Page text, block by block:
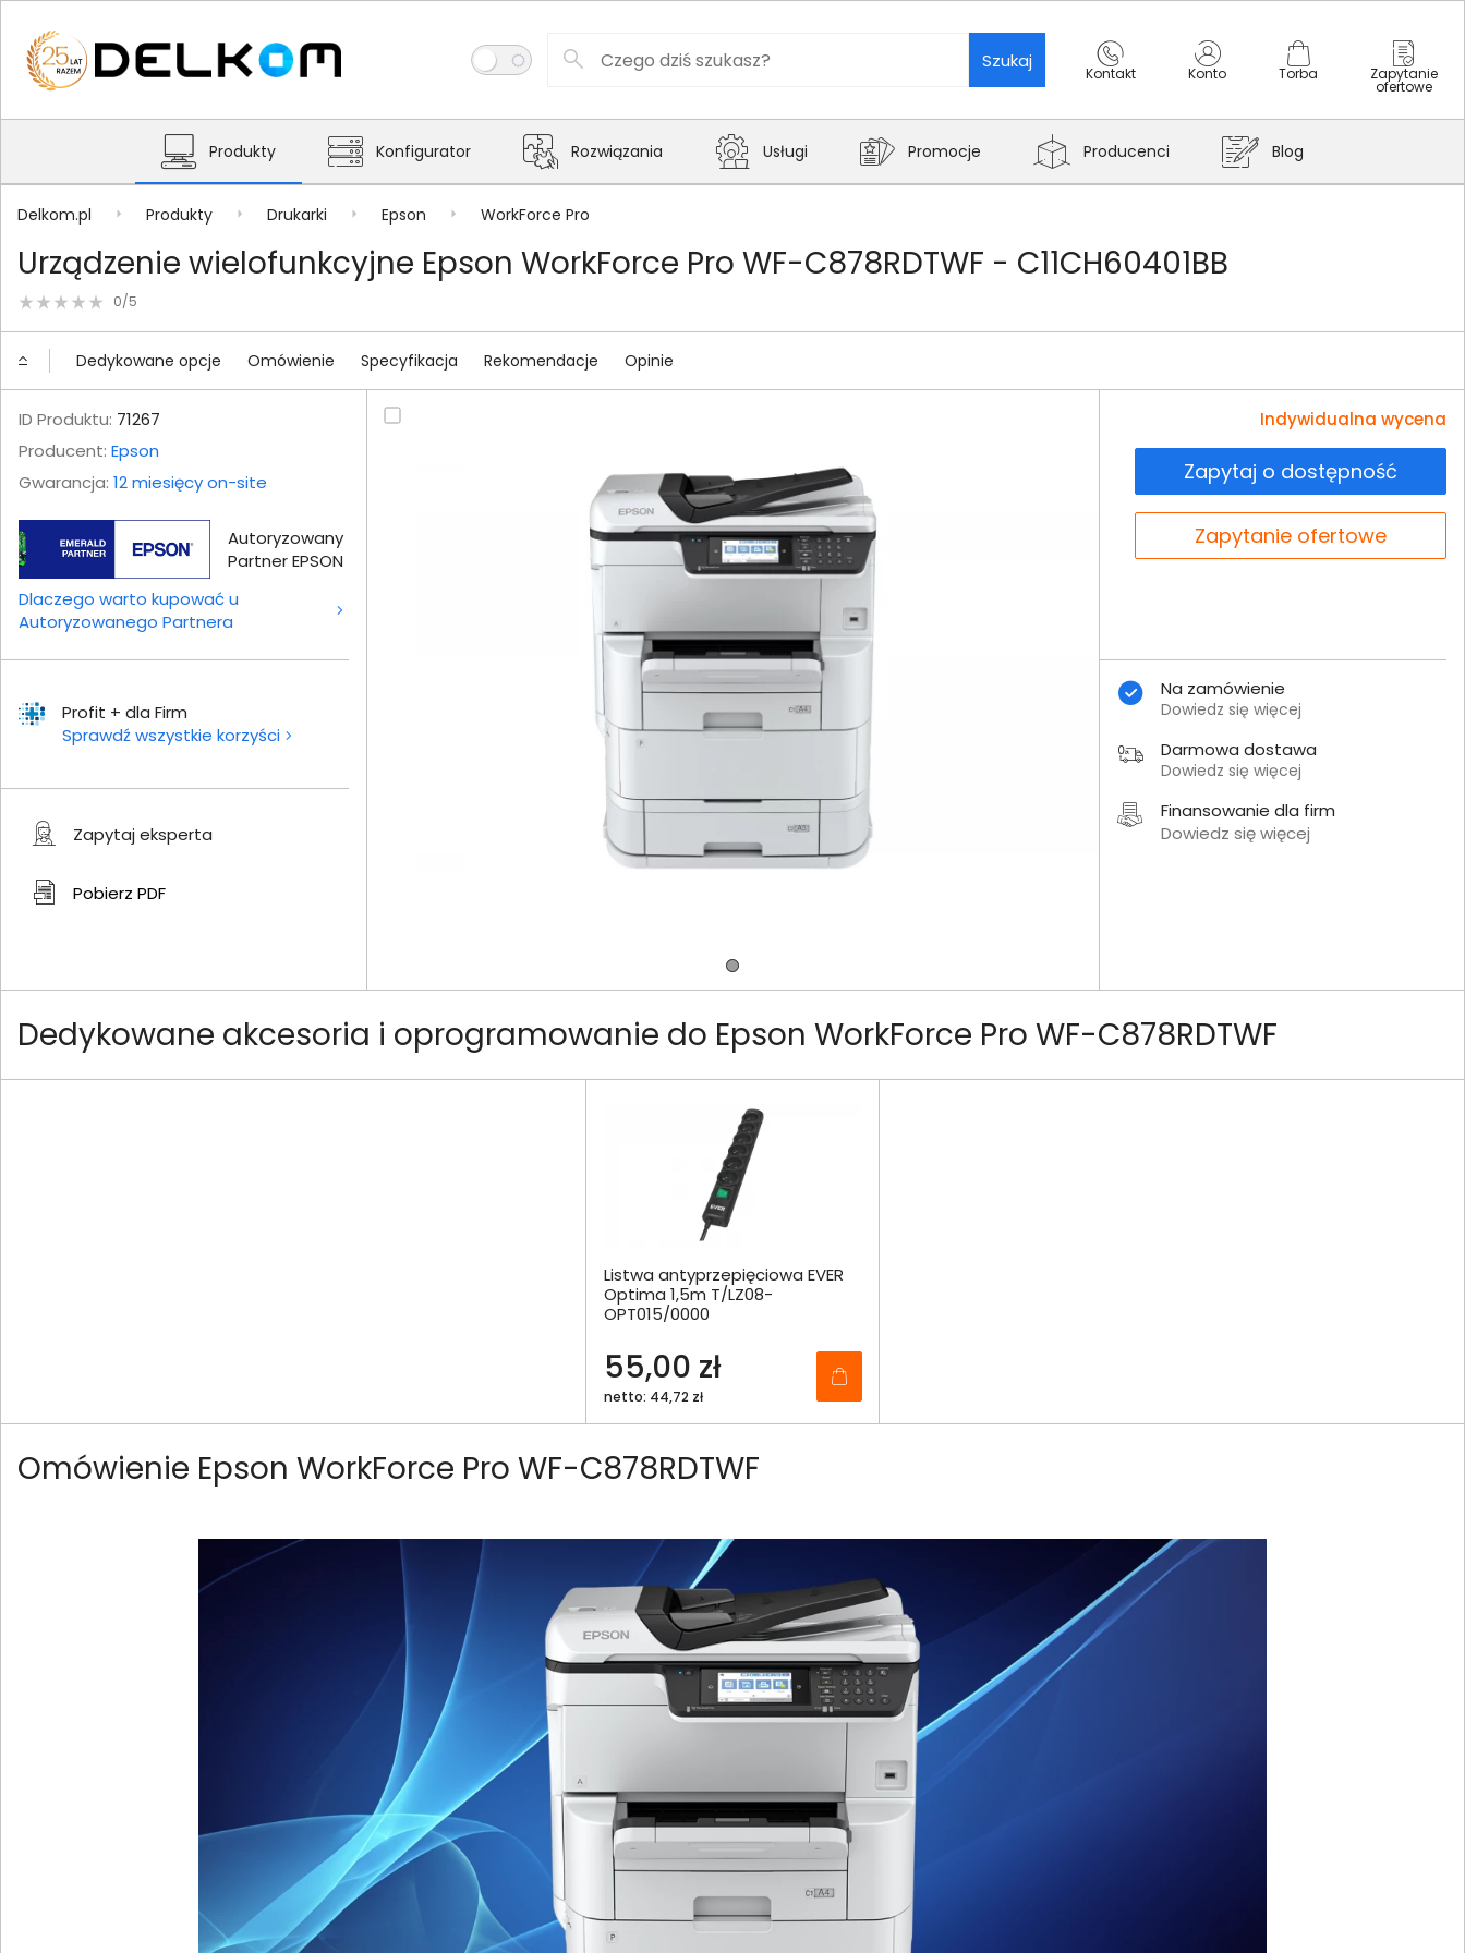
Szukaj
Kontakt Konto Torba Zapytanie
ofertowe
Produkty Konfigurator Rozwiązania Usługi Promocje Producenci Blog
Delkom.pl Produkty Drukarki Epson WorkForce Pro
Urządzenie wielofunkcyjne Epson WorkForce Pro WF-C878RDTWF - C11CH60401BB
0/5
Dedykowane opcje Omówienie Specyfikacja Rekomendacje Opinie
ID Produktu: 71267
Producent: Epson
Gwarancja: 12 miesięcy on-site
Autoryzowany
Partner EPSON
Dlaczego warto kupować u
Autoryzowanego Partnera
Profit + dla Firm
Sprawdź wszystkie korzyści
Zapytaj eksperta
Pobierz PDF
Indywidualna wycena
Zapytaj o dostępność
Zapytanie ofertowe
Na zamówienie
Dowiedz się więcej
Darmowa dostawa
Dowiedz się więcej
Finansowanie dla firm
Dowiedz się więcej
Dedykowane akcesoria i oprogramowanie do Epson WorkForce Pro WF-C878RDTWF
Listwa antyprzepięciowa EVER
Optima 1,5m T/LZ08-
OPT015/0000
55,00 zł
netto: 44,72 zł
Omówienie Epson WorkForce Pro WF-C878RDTWF